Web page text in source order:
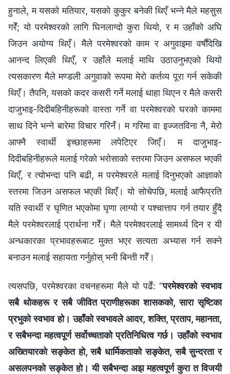
हुनाले, म यसको मतियार, यसको कुकुर बनेकी थिएँ भन्‍ने मैले महसुस
गरेँ; यो परमेश्‍वरको लागि घिनलाग्दो कुरा थियो, र म उहाँको अघि
जिउन अयोग्य थिएँ। मैले परमेश्‍वरको काम र अगुवाइमा वर्षौंदेखि
आनन्द लिएकी थिएँ, र उहाँले मलाई माथि उठाउनुभएको थियो
त्यसकारण मैले मण्डली अगुवाको रूपमा मेरो कर्तव्य पूरा गर्न सकेकी
थिएँ। तैपनि, यसको कदर कसरी गर्ने मलाई थाहा थिएन र मैले कसरी
दाजुभाइ-दिदीबहिनीहरूको वास्ता गर्ने वा परमेश्‍वरको घरको काममा
साथ दिने भन्ने बारेमा विचार गरिनँ। म गरिमा वा इज्‍जतविना नै, मेरो
आफ्‍नै स्वार्थी इच्‍छाहरूमा लपेटिएर जिएँ। म दाजुभाइ-
दिदीबहिनीहरूले मलाई गरेको भरोसाको स्तरमा जिउन असफल भएकी
थिएँ, र त्योभन्दा पनि बढी, म परमेश्‍वरले मलाई दिनुभएको आज्ञाको
स्तरमा जिउन असफल भएकी थिएँ। यो सोचेपछि, मलाई आफैप्रति
यति स्वार्थी र घृणित भएकोमा घृणा लाग्यो र पश्‍चात्ताप गर्न तयार हुँदै
मैले परमेश्‍वरलाई प्रार्थना गरेँ। मैले परमेश्‍वरलाई सामर्थ्य दिन र यी
अन्धकारका प्रभावहरूबाट मुक्त भएर सत्यता अभ्यास गर्न सक्‍ने
बनाउन मलाई सहायता गर्नुहोस् भनी बिन्ती गरेँ।
त्यसपछि, परमेश्‍वरका वचनहरूमा मैले यो पढेँ: “परमेश्‍वरको स्वभाव
सबै थोकहरू र सबै जीवित प्राणीहरूका शासकको, सारा सृष्‍टिका
प्रभुको स्वभाव हो। उहाँको स्वभावले आदर, शक्ति, प्रताप, महानता,
र सबैभन्दा महत्वपूर्ण सर्वोच्‍चताको प्रतिनिधित्व गर्छ। उहाँको स्वभाव
अख्तियारको सङ्केत हो, सबै धार्मिकताको सङ्केत, सबै सुन्दरता र
असलपनको सङ्केत हो। यी सबैभन्दा अझ महत्वपूर्ण कुरा त विजयी